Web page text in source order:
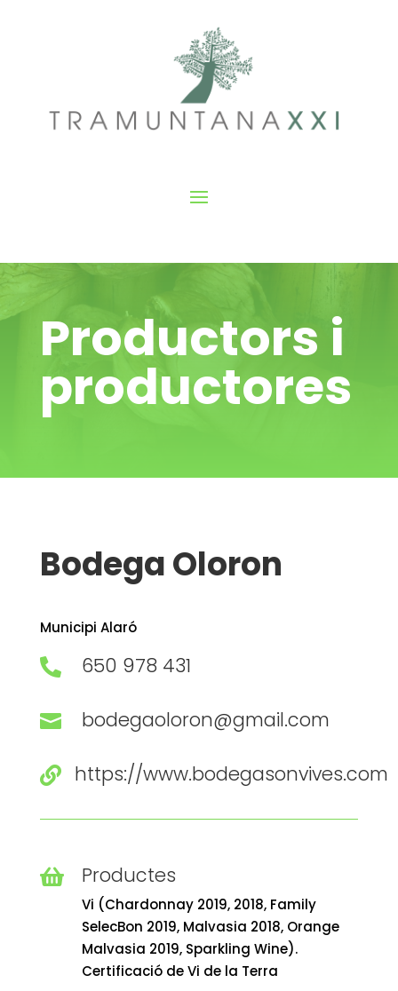
Productors i
productores
Bodega Oloron
Municipi Alaró
 650 978 431
 bodegaoloron@gmail.com
 https://www.bodegasonvives.com
 Productes
Vi (Chardonnay 2019, 2018, Family
SelecBon 2019, Malvasia 2018, Orange
Malvasia 2019, Sparkling Wine).
Certificació de Vi de la Terra